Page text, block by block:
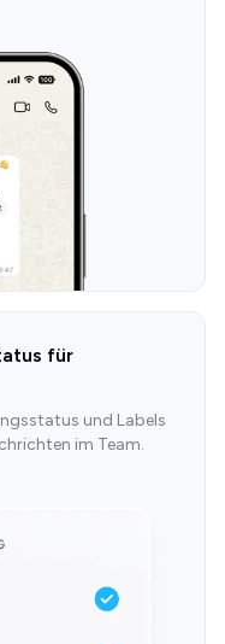
für
und Labels
im Team.